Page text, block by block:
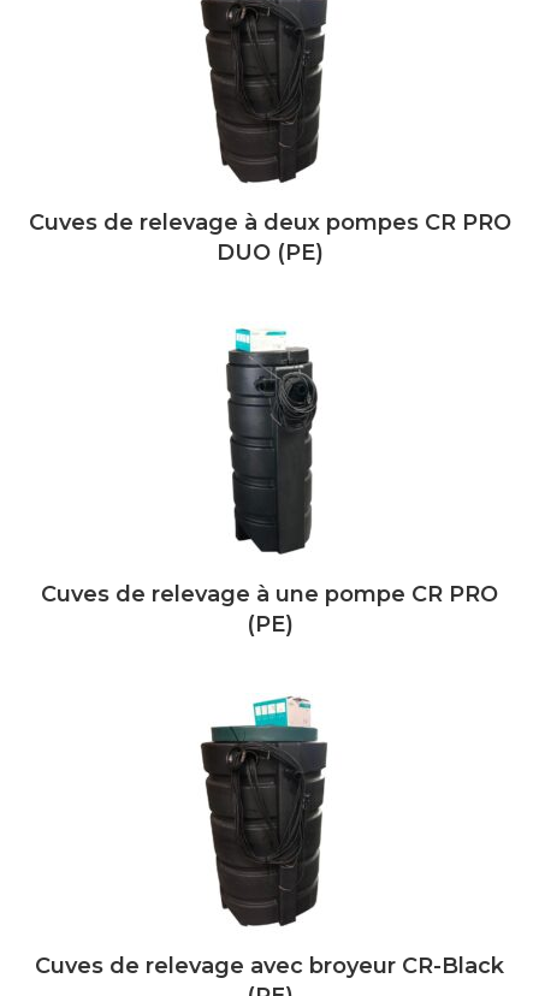
Cuves de relevage à deux pompes CR PRO
DUO (PE)
Cuves de relevage à une pompe CR PRO
(PE)
Cuves de relevage avec broyeur CR-Black